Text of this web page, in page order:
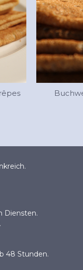
Diensten.
48 Stunden.